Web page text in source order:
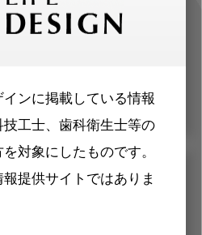
ンに掲載している情報
工士、歯科衛生士等の
対象にしたものです。
提供サイトではありま
ンをお届けします。
ット